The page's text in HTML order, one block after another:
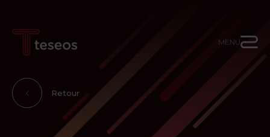
MENU
Retour